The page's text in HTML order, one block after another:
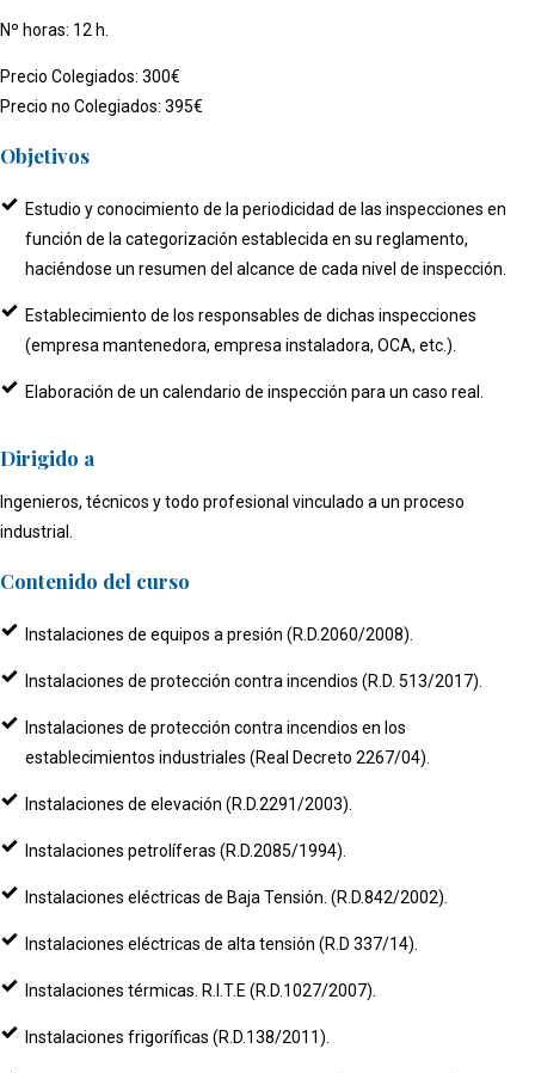
Nº horas: 12 h.
Precio Colegiados: 300€
Precio no Colegiados: 395€
Objetivos
Estudio y conocimiento de la periodicidad de las inspecciones en
función de la categorización establecida en su reglamento,
haciéndose un resumen del alcance de cada nivel de inspección.
Establecimiento de los responsables de dichas inspecciones
(empresa mantenedora, empresa instaladora, OCA, etc.).
Elaboración de un calendario de inspección para un caso real.
Dirigido a
Ingenieros, técnicos y todo profesional vinculado a un proceso
industrial.
Contenido del curso
Instalaciones de equipos a presión (R.D.2060/2008).
Instalaciones de protección contra incendios (R.D. 513/2017).
Instalaciones de protección contra incendios en los
establecimientos industriales (Real Decreto 2267/04).
Instalaciones de elevación (R.D.2291/2003).
Instalaciones petrolíferas (R.D.2085/1994).
Instalaciones eléctricas de Baja Tensión. (R.D.842/2002).
Instalaciones eléctricas de alta tensión (R.D 337/14).
Instalaciones térmicas. R.I.T.E (R.D.1027/2007).
Instalaciones frigoríficas (R.D.138/2011).